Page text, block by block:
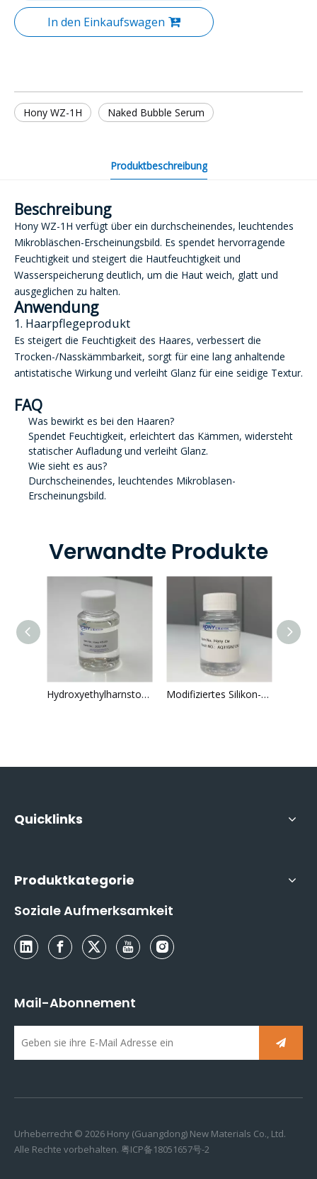
In den Einkaufswagen
Hony WZ-1H Naked Bubble Serum
Produktbeschreibung
Beschreibung
Hony WZ-1H verfügt über ein durchscheinendes, leuchtendes
Mikrobläschen-Erscheinungsbild. Es spendet hervorragende
Feuchtigkeit und steigert die Hautfeuchtigkeit und
Wasserspeicherung deutlich, um die Haut weich, glatt und
ausgeglichen zu halten.
Anwendung
1. Haarpflegeprodukt
Es steigert die Feuchtigkeit des Haares, verbessert die
Trocken-/Nasskämmbarkeit, sorgt für eine lang anhaltende
antistatische Wirkung und verleiht Glanz für eine seidige Textur.
FAQ
Was bewirkt es bei den Haaren?
Spendet Feuchtigkeit, erleichtert das Kämmen, widersteht
statischer Aufladung und verleiht Glanz.
Wie sieht es aus?
Durchscheinendes, leuchtendes Mikroblasen-
Erscheinungsbild.
Verwandte Produkte
Hydroxyethylharnstoff 2078-71-9 Gesichtsprodukte emollient Modifiziertes Silikon-Caprylyl-Methicon luxuriöser Haut fühlen sich nicht fettendes flüchtiges Silikon
Quicklinks
Produktkategorie
Soziale Aufmerksamkeit
Mail-Abonnement
Urheberrecht © 2026 Hony (Guangdong) New Materials Co., Ltd.
Alle Rechte vorbehalten. 粤ICP备18051657号-2